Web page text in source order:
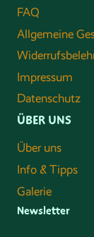
FAQ
Allgemeine
Impressum
Datenschutz
ÜBER UNS
Über uns
Info & Tipps
Galerie
Newsletter